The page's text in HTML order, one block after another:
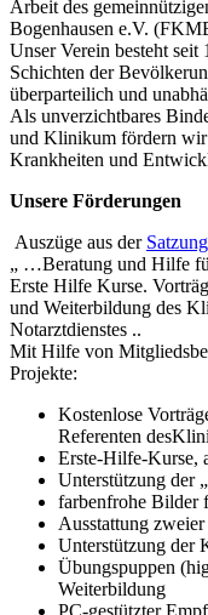
Arbeit des
Bogenhausen e.V.
Unser Verein besteht
Schichten der
überparteilich und
Als unverzichtbares
und Klinikum fördern
Krankheiten und
Unsere Förderungen
Auszüge aus der Satzung
„ …Beratung und Hilfe
Erste Hilfe Kurse.
und Weiterbildung des
Notarztdienstes ..
Mit Hilfe von
Projekte:
Kostenlose
Referenten
Erste-Hilfe-Kurse,
Unterstützung der
farbenfrohe Bilder
Ausstattung
Unterstützung der
Übungspuppen
Weiterbildung
PC-gestützter